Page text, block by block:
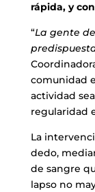
rápida, y
“La gente
comunidad
actividad
regularidad
La
dedo,
de sangre
lapso no